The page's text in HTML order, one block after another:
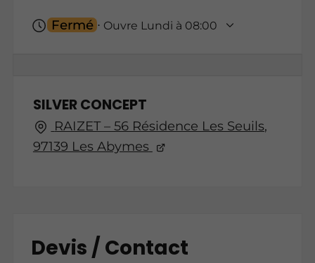
Fermé ⋅ Ouvre Lundi à 08:00
SILVER CONCEPT
RAIZET – 56 Résidence Les Seuils,
97139 Les Abymes
Devis / Contact